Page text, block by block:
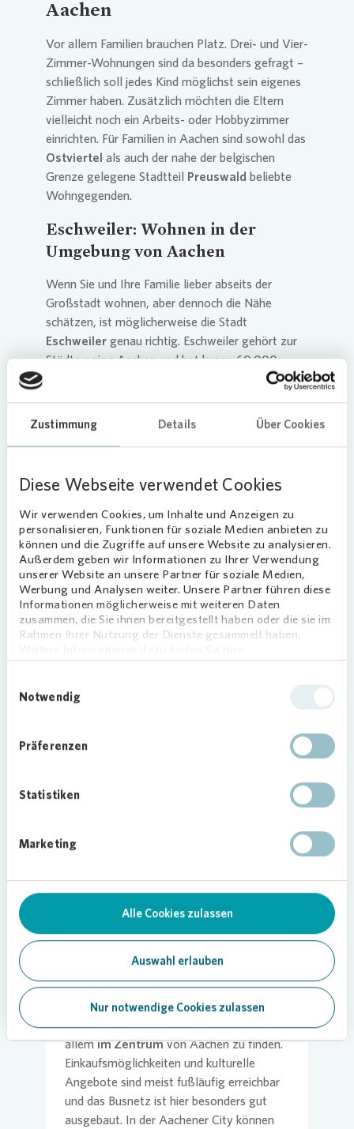
Zustimmung Details Über Cookies
Diese Webseite verwendet Cookies
Wir verwenden Cookies, um Inhalte und Anzeigen zu
personalisieren, Funktionen für soziale Medien anbieten zu
können und die Zugriffe auf unsere Website zu analysieren.
Außerdem geben wir Informationen zu Ihrer Verwendung
unserer Website an unsere Partner für soziale Medien,
Werbung und Analysen weiter. Unsere Partner führen diese
Informationen möglicherweise mit weiteren Daten
zusammen, die Sie ihnen bereitgestellt haben oder die sie im
Rahmen Ihrer Nutzung der Dienste gesammelt haben.
Notwendig
Präferenzen
Statistiken
Marketing
Alle Cookies zulassen
Auswahl erlauben
Nur notwendige Cookies zulassen
Aachen
Vor allem Familien brauchen Platz. Drei- und Vier-
Zimmer-Wohnungen sind da besonders gefragt –
schließlich soll jedes Kind möglichst sein eigenes
Zimmer haben. Zusätzlich möchten die Eltern
vielleicht noch ein Arbeits- oder Hobbyzimmer
einrichten. Für Familien in Aachen sind sowohl das
Ostviertel als auch der nahe der belgischen
Grenze gelegene Stadtteil Preuswald beliebte
Wohngegenden.
Eschweiler: Wohnen in der
Umgebung von Aachen
Wenn Sie und Ihre Familie lieber abseits der
Großstadt wohnen, aber dennoch die Nähe
schätzen, ist möglicherweise die Stadt
Eschweiler genau richtig. Eschweiler gehört zur
Städteregion Aachen und hat knapp 60.000
Einwohner. In etwa einer halben Stunde erreichen
Regionalbahn in gut einer Viertelstunde. Sie
profitieren von günstigen Quadratmeterpreisen
Foto: Westend61 via Getty Images
Single-Wohnungen in
Aachen
Aachen sind Ein-Personen-Haushalte. Ein-
bis Zwei-Zimmer-Wohnungen sind in der
Regel ausreichend für alleinlebende
Singles. Kleinere Wohnungen sind vor
allemim Zentrumvon Aachen zu finden.
Einkaufsmöglichkeiten und kulturelle
Angebote sind meist fußläufig erreichbar
und das Busnetz ist hier besonders gut
ausgebaut. In der Aachener City können